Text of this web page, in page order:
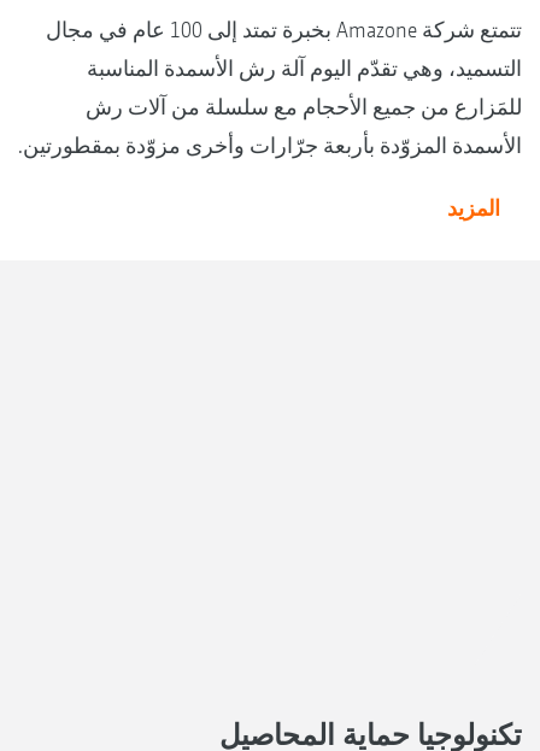
تتمتع شركة Amazone بخبرة تمتد إلى 100 عام في مجال
التسميد، وهي تقدّم اليوم آلة رش الأسمدة المناسبة
للمَزارع من جميع الأحجام مع سلسلة من آلات رش
الأسمدة المزوّدة بأربعة جرّارات وأخرى مزوّدة بمقطورتين.
المزيد
تكنولوجيا حماية المحاصيل